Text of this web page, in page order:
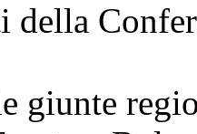
della
giunte